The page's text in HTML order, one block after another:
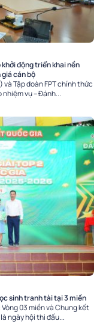
khởi động triển khai nền
cán bộ
và Tập đoàn FPT chính thức
vụ – Đánh...
sinh tranh tài tại 3 miền
03 miền và Chung kết
ngày hội thi đấu...